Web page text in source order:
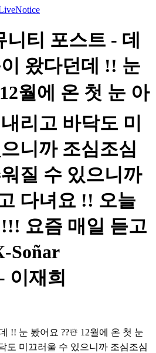
Notice
니티 포스트 - 데
왔다던데 !! 눈
월에 온 첫 눈 아
리고 바닥도 미
니까 조심조심
질 수 있으니까
다녀요 !! 오늘
요즘 매일 듣고
Soñar
이재희
!! 눈 봤어요 ??☃️ 12월에 온 첫 눈
도 미끄러울 수 있으니까 조심조심